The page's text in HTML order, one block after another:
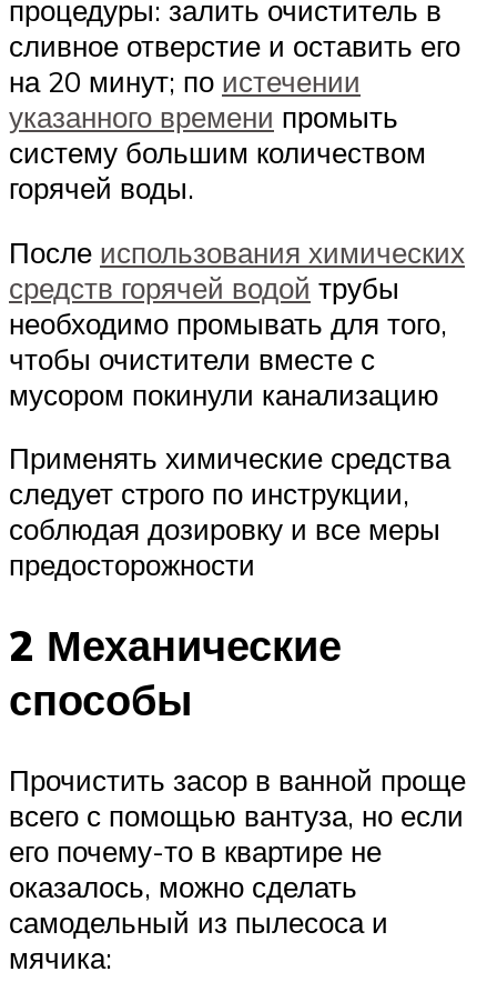
процедуры: залить очиститель в
сливное отверстие и оставить его
на 20 минут; по истечении
указанного времени промыть
систему большим количеством
горячей воды.
После использования химических
средств горячей водой трубы
необходимо промывать для того,
чтобы очистители вместе с
мусором покинули канализацию
Применять химические средства
следует строго по инструкции,
соблюдая дозировку и все меры
предосторожности
2 Механические
способы
Прочистить засор в ванной проще
всего с помощью вантуза, но если
его почему-то в квартире не
оказалось, можно сделать
самодельный из пылесоса и
мячика: